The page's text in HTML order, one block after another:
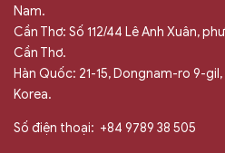
Nam.
Cần Thơ: Số 112/44 Lê Anh Xuân,
Cần Thơ.
Hàn Quốc: 21-15, Dongnam-ro 9-
Korea.
Số điện thoại: +84 9789 38 505